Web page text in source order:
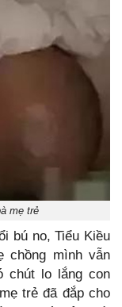
mẹ trẻ
bú no, Tiểu Kiều
chồng mình vẫn
chút lo lắng con
trẻ đã đắp cho